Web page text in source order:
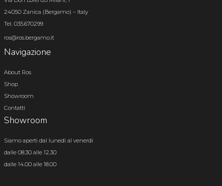
24050 Zanica (Bergamo) – Italy
Tel. 035.670299
ros@ros.bergamo.it
Navigazione
About Ros
Shop
Showroom
Contatti
Showroom
Siamo aperti dal lunedì al venerdì
dalle 08.30 alle 12.30
dalle 14.00 alle 18.00